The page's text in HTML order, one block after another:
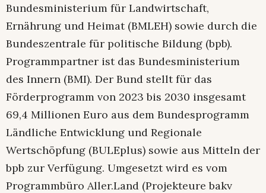
Bundesministerium für Landwirtschaft,
Ernährung und Heimat (BMLEH) sowie durch die
Bundeszentrale für politische Bildung (bpb).
Programmpartner ist das Bundesministerium
des Innern (BMI). Der Bund stellt für das
Förderprogramm von 2023 bis 2030 insgesamt
69,4 Millionen Euro aus dem Bundesprogramm
Ländliche Entwicklung und Regionale
Wertschöpfung (BULEplus) sowie aus Mitteln der
bpb zur Verfügung. Umgesetzt wird es vom
Programmbüro Aller.Land (Projekteure bakv